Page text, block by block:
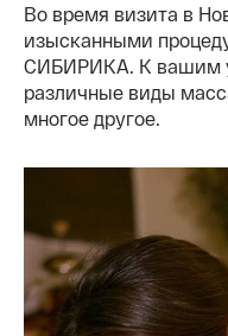
Во время визита в
изысканными
СИБИРИКА. К вашим
различные виды
многое другое.